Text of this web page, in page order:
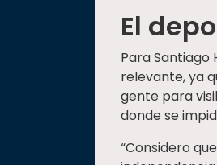
El
Para
relevante, ya
gente para
donde se
“Considero